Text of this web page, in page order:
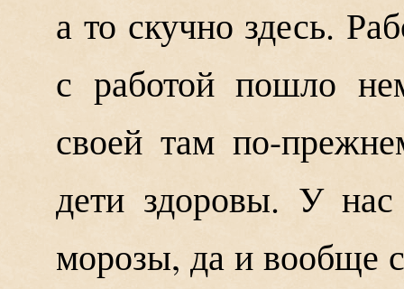
а то скучно здесь.
с работой пошло
своей там по-
дети здоровы. У
морозы, да и вообще